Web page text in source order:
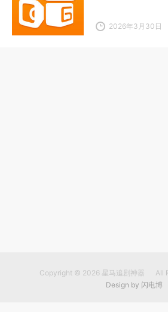
2026年3月30日
Copyright © 2026 星马追剧神器
All
Design by 闪电博